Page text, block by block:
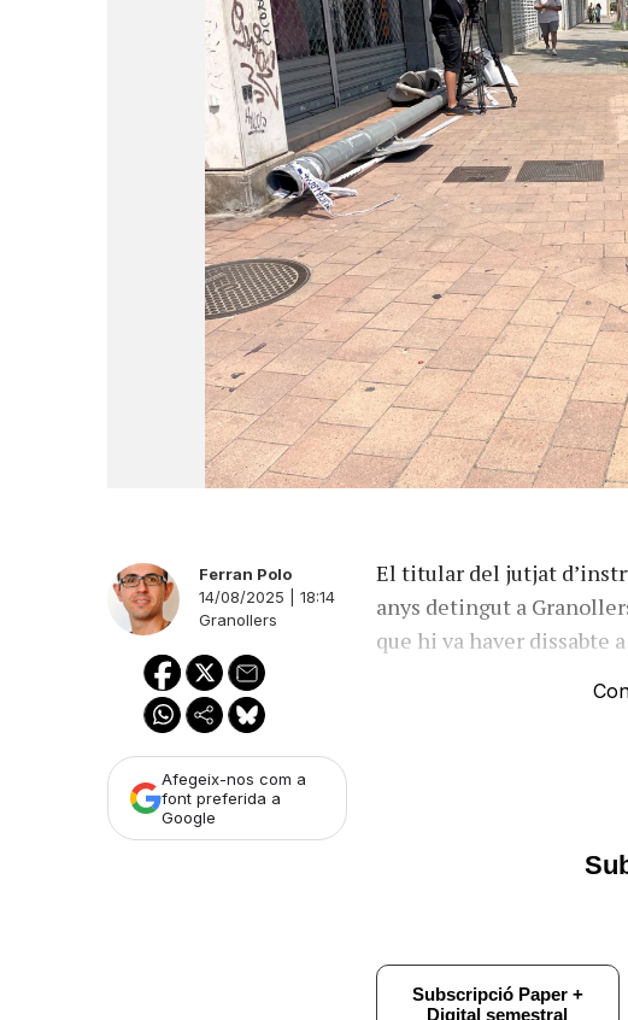
Ferran Polo
14/08/2025 | 18:14
Granollers
Afegeix-nos com a
font preferida a
Google
El titular del jutjat
anys detingut a
que hi va haver dissabte